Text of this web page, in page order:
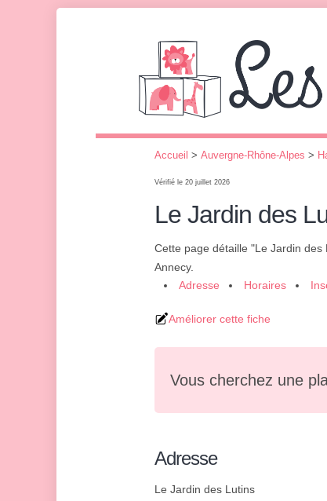
Accueil > Auvergne-Rhône-Alpes >
Vérifié le 20 juillet 2026
Le Jardin des
Cette page détaille "Le Jardin des
Annecy.
Adresse
Horaires
Améliorer cette fiche
Vous cherchez une
Adresse
Le Jardin des Lutins